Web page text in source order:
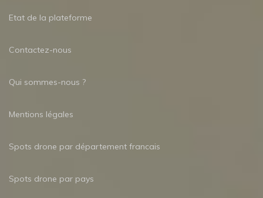
Etat de la plateforme
Contactez-nous
Qui sommes-nous ?
Mentions légales
Spots drone par département francais
Spots drone par pays